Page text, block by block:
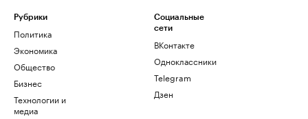
Рубрики
Политика
Экономика
Общество
Бизнес
Технологии и
медиа
Социальные
сети
ВКонтакте
Одноклассники
Telegram
Дзен